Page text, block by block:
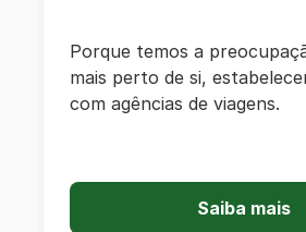
Porque temos a
mais perto de si,
com agências de viagens.
Saiba mais